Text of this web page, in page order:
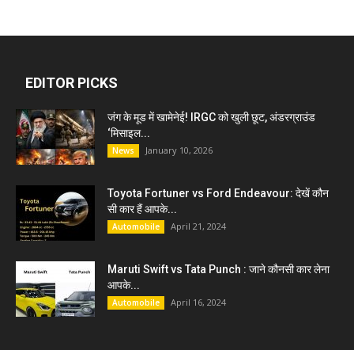
EDITOR PICKS
जंग के मूड में खामेनेई! IRGC को खुली छूट, अंडरग्राउंड
‘मिसाइल...
News January 10, 2026
Toyota Fortuner vs Ford Endeavour: देखें कौन
सी कार हैं आपके...
Automobile April 21, 2024
Maruti Swift vs Tata Punch : जाने कौनसी कार लेना
आपके...
Automobile April 16, 2024